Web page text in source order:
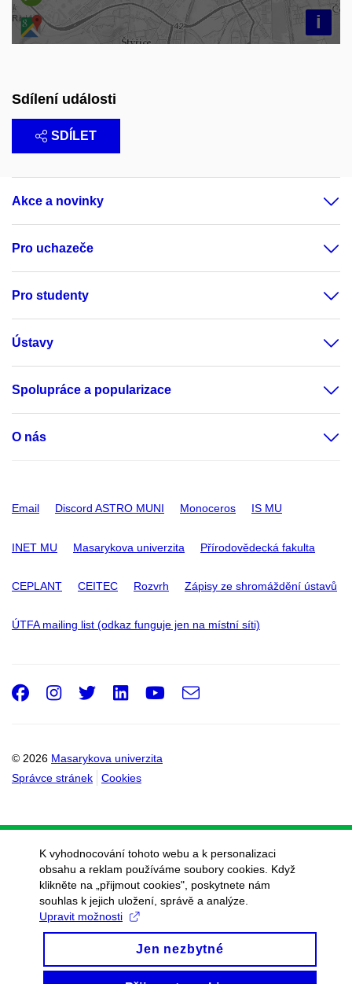
i
Sdílení události
SDÍLET
Akce a novinky
Pro uchazeče
Pro studenty
Ústavy
Spolupráce a popularizace
O nás
Email Discord ASTRO MUNI Monoceros IS MU
INET MU Masarykova univerzita Přírodovědecká fakulta
CEPLANT CEITEC Rozvrh Zápisy ze shromáždění ústavů
ÚTFA mailing list (odkaz funguje jen na místní síti)
© 2026 Masarykova univerzita
Správce stránek
Cookies
Facebook
Instagram
Twitter
LinkedIn
Youtube
e-
K vyhodnocování tohoto webu a k personalizaci
obsahu a reklam používáme soubory cookies. Když
klikněte na „přijmout cookies", poskytnete nám
souhlas k jejich uložení, správě a analýze.
Upravit možnosti
Jen nezbytné